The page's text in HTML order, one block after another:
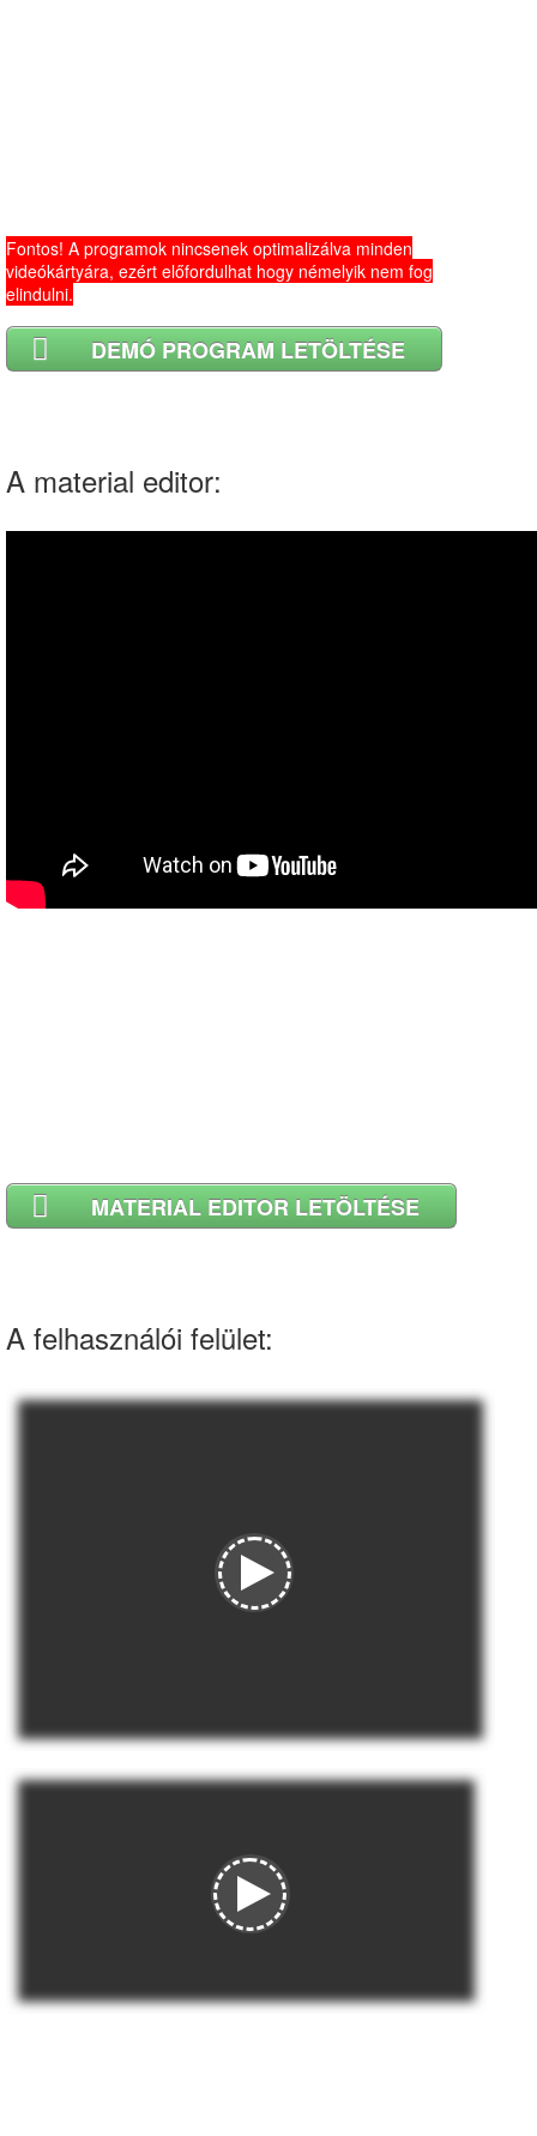
Fontos! A programok nincsenek optimalizálva minden
videókártyára, ezért előfordulhat hogy némelyik nem fog
elindulni.
DEMÓ PROGRAM LETÖLTÉSE
A material editor:
MATERIAL EDITOR LETÖLTÉSE
A felhasználói felület: